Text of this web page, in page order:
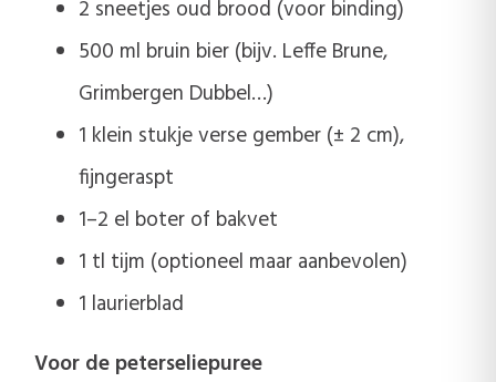
2 sneetjes oud brood (voor binding)
500 ml bruin bier (bijv. Leffe Brune,
Grimbergen Dubbel…)
1 klein stukje verse gember (± 2 cm),
fijngeraspt
1–2 el boter of bakvet
1 tl tijm (optioneel maar aanbevolen)
1 laurierblad
Voor de peterseliepuree